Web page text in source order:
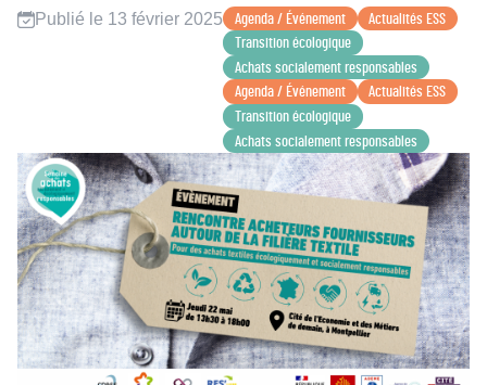
Publié le 13 février 2025 Agenda / Événement
Actualités ESS
Transition écologique
Achats socialement responsables
Agenda / Événement
Actualités ESS
Transition écologique
Achats socialement responsables